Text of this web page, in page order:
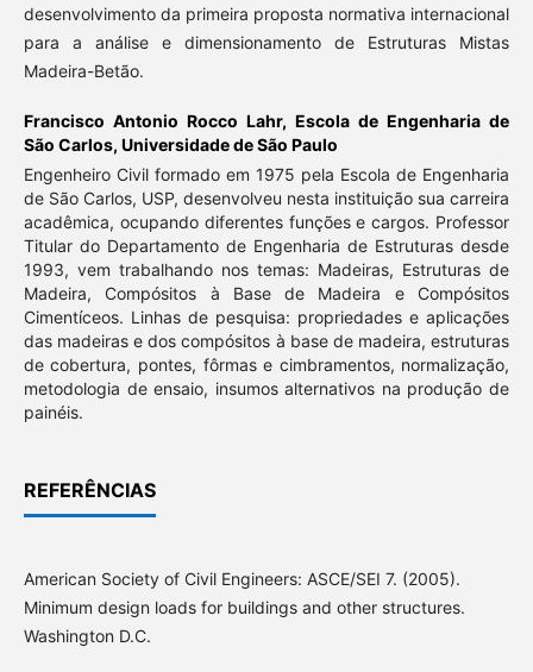
desenvolvimento da primeira proposta normativa internacional
para a análise e dimensionamento de Estruturas Mistas
Madeira-Betão.
Francisco Antonio Rocco Lahr,Escola de Engenharia de
São Carlos, Universidade de São Paulo
Engenheiro Civil formado em 1975 pela Escola de Engenharia
de São Carlos, USP, desenvolveu nesta instituição sua carreira
acadêmica, ocupando diferentes funções e cargos. Professor
Titular do Departamento de Engenharia de Estruturas desde
1993, vem trabalhando nos temas: Madeiras, Estruturas de
Madeira, Compósitos à Base de Madeira e Compósitos
Cimentíceos. Linhas de pesquisa: propriedades e aplicações
das madeiras e dos compósitos à base de madeira, estruturas
de cobertura, pontes, fôrmas e cimbramentos, normalização,
metodologia de ensaio, insumos alternativos na produção de
painéis.
REFERÊNCIAS
American Society of Civil Engineers: ASCE/SEI 7. (2005).
Minimum design loads for buildings and other structures.
Washington D.C.